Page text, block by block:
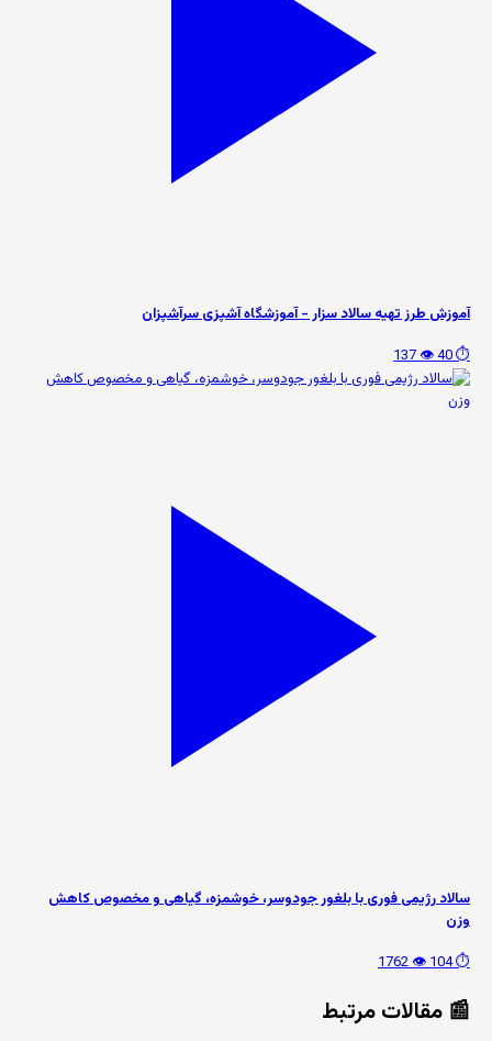
آموزش طرز تهیه سالاد سزار - آموزشگاه آشپزی سرآشپزان
⏱️ 40
👁️ 137
سالاد رژیمی فوری با بلغور جودوسر، خوشمزه، گیاهی و مخصوص کاهش
وزن
⏱️ 104
👁️ 1762
📰 مقالات مرتبط